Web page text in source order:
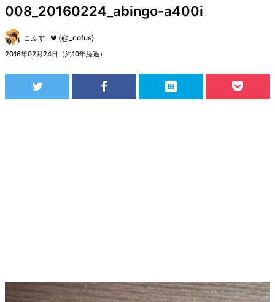
008_20160224_abingo-a400i
こふす (@_cofus)
2016年02月24日（約10年経過）